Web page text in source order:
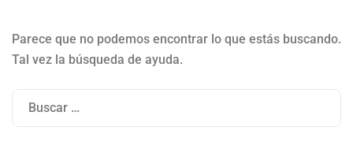
Parece que no podemos encontrar lo que estás buscando.
Tal vez la búsqueda de ayuda.